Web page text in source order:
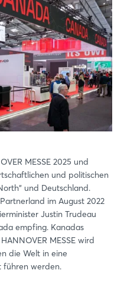
MESSE 2025 und
und politischen
und Deutschland.
im August 2022
Justin Trudeau
empfing. Kanadas
MESSE wird
die Welt in eine
führen werden.